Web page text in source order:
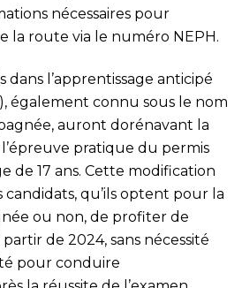
nécessaires pour
la route via le numéro NEPH.
dans l’apprentissage anticipé
également connu sous le nom
auront dorénavant la
l’épreuve pratique du permis
de 17 ans. Cette modification
qu’ils optent pour la
ou non, de profiter de
de 2024, sans nécessité
pour conduire